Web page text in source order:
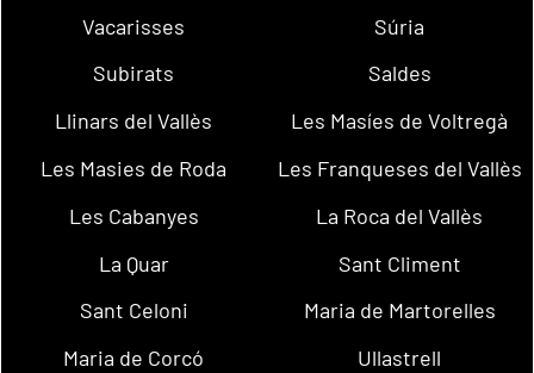
Vacarisses
Súria
Subirats
Saldes
Llinars del Vallès
Les Masíes de Voltregà
Les Masies de Roda
Les Franqueses del Vallès
Les Cabanyes
La Roca del Vallès
La Quar
Sant Climent
Sant Celoni
Maria de Martorelles
Maria de Corcó
Ullastrell